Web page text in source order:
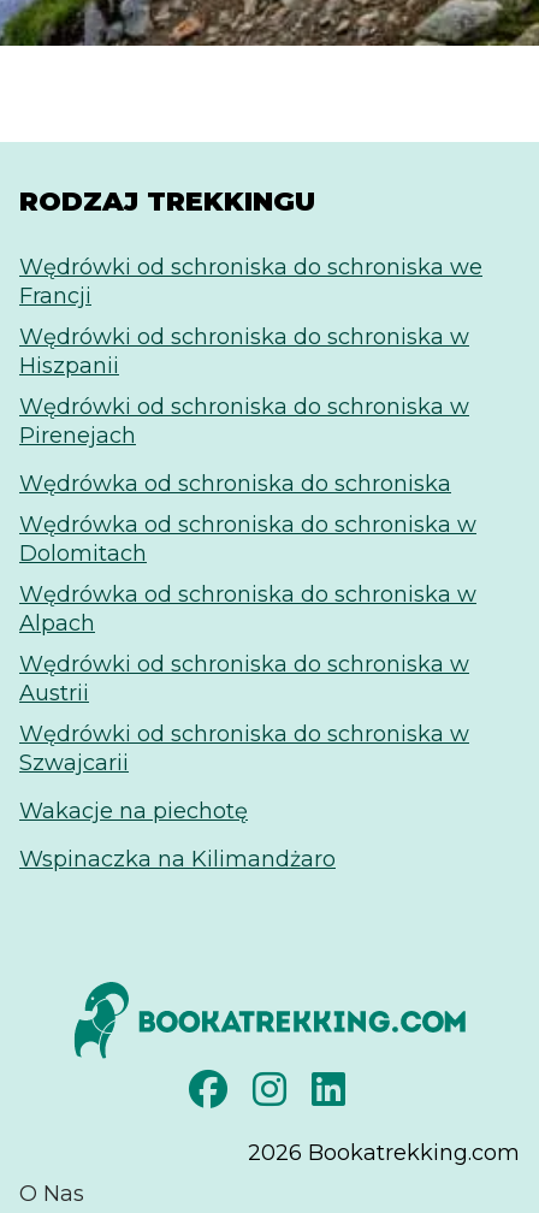
RODZAJ TREKKINGU
Wędrówki od schroniska do schroniska we
Francji
Wędrówki od schroniska do schroniska w
Hiszpanii
Wędrówki od schroniska do schroniska w
Pirenejach
Wędrówka od schroniska do schroniska
Wędrówka od schroniska do schroniska w
Dolomitach
Wędrówka od schroniska do schroniska w
Alpach
Wędrówki od schroniska do schroniska w
Austrii
Wędrówki od schroniska do schroniska w
Szwajcarii
Wakacje na piechotę
Wspinaczka na Kilimandżaro
2026 Bookatrekking.com
O Nas